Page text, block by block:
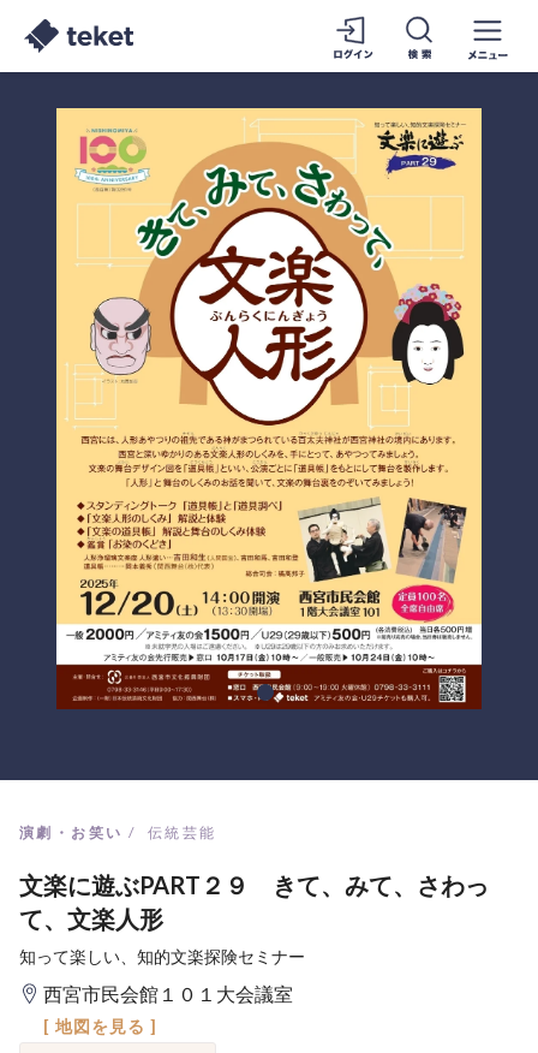
演劇・お笑い 伝統芸能
文楽に遊ぶPART２９ きて、みて、さわっ
て、文楽人形
知って楽しい、知的文楽探険セミナー
西宮市民会館１０１大会議室
[ 地図を見る ]